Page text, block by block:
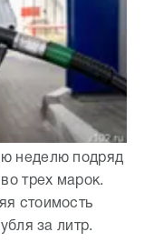
неделю подряд
трех марок.
стоимость
за литр.